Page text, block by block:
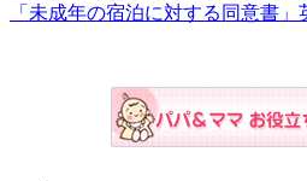
「未成年の宿泊に対する同意書」